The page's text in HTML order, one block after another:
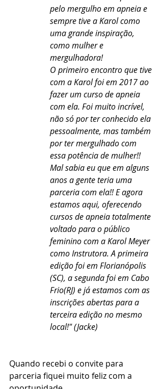
pelo mergulho em apneia e
sempre tive a Karol como
uma grande inspiração,
como mulher e
mergulhadora!
O primeiro encontro que tive
com a Karol foi em 2017 ao
fazer um curso de apneia
com ela. Foi muito incrível,
não só por ter conhecido ela
pessoalmente, mas também
por ter mergulhado com
essa potência de mulher!!
Mal sabia eu que em alguns
anos a gente teria uma
parceria com ela!! E agora
estamos aqui, oferecendo
cursos de apneia totalmente
voltado para o público
feminino com a Karol Meyer
como Instrutora. A primeira
edição foi em Florianópolis
(SC), a segunda foi em Cabo
Frio(RJ) e já estamos com as
inscrições abertas para a
terceira edição no mesmo
local!" (Jacke)
Quando recebi o convite para
parceria fiquei muito feliz com a